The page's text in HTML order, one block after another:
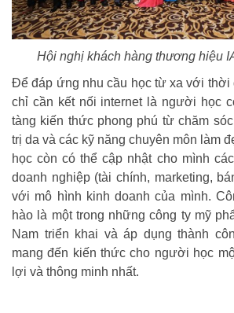
Hội nghị khách hàng thương hiệu
Để đáp ứng nhu cầu học từ xa với thời
chỉ cần kết nối internet là người học
tàng kiến thức phong phú từ chăm
trị da và các kỹ năng chuyên môn làm
học còn có thể cập nhật cho mình
doanh nghiệp (tài chính, marketing,
với mô hình kinh doanh của mình.
hào là một trong những công ty mỹ
Nam triển khai và áp dụng thành
mang đến kiến thức cho người học
lợi và thông minh nhất.